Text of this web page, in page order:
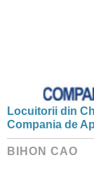
Locuitorii din
Compania de
BIHON CAO